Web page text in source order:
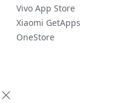
Vivo App Store
Xiaomi GetApps
OneStore